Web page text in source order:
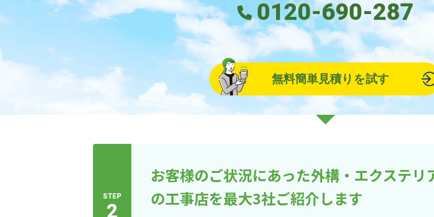
0120-690-287
無料簡単見積りを試す
STEP
2
お客様のご状況にあった外構・エクステリ
の工事店を最大3社ご紹介します